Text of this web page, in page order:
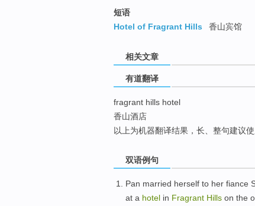
短语
Hotel of Fragrant Hills
香山宾馆
相关文章
有道翻译
fragrant hills hotel
香山酒店
以上为机器翻译结果，长、整句建议使
双语例句
Pan married herself to her fiance
at a hotel in Fragrant Hills on the